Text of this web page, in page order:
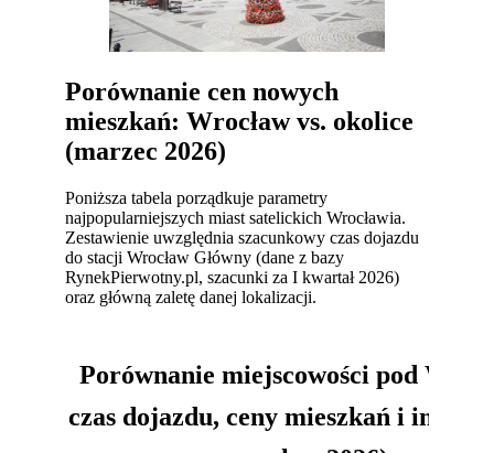
Porównanie cen nowych
mieszkań: Wrocław vs. okolice
(marzec 2026)
Poniższa tabela porządkuje parametry
najpopularniejszych miast satelickich Wrocławia.
Zestawienie uwzględnia szacunkowy czas dojazdu
do stacji Wrocław Główny (dane z bazy
RynekPierwotny.pl, szacunki za I kwartał 2026)
oraz główną zaletę danej lokalizacji.
Porównanie miejscowości pod
czas dojazdu, ceny mieszkań i